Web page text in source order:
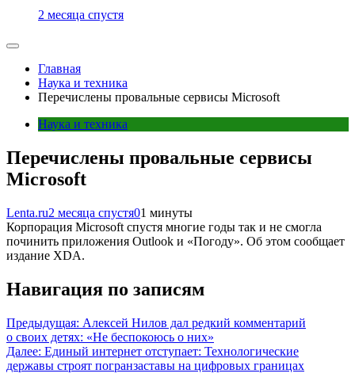
2 месяца спустя
Главная
Наука и техника
Перечислены провальные сервисы Microsoft
Наука и техника
Перечислены провальные сервисы
Microsoft
Lenta.ru2 месяца спустя01 минуты
Корпорация Microsoft спустя многие годы так и не смогла
починить приложения Outlook и «Погоду». Об этом сообщает
издание XDA.
Навигация по записям
Предыдущая: Алексей Нилов дал редкий комментарий
о своих детях: «Не беспокоюсь о них»
Далее: Единый интернет отступает: Технологические
державы строят погранзаставы на цифровых границах